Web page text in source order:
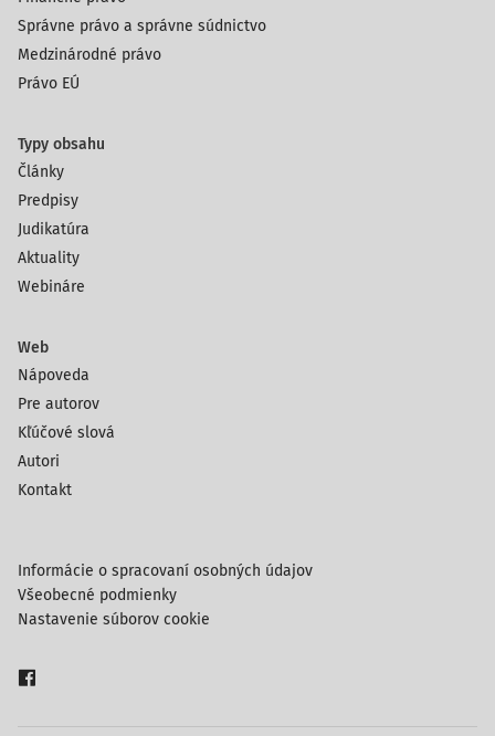
Správne právo a správne súdnictvo
Medzinárodné právo
Právo EÚ
Typy obsahu
Články
Predpisy
Judikatúra
Aktuality
Webináre
Web
Nápoveda
Pre autorov
Kľúčové slová
Autori
Kontakt
Informácie o spracovaní osobných údajov
Všeobecné podmienky
Nastavenie súborov cookie